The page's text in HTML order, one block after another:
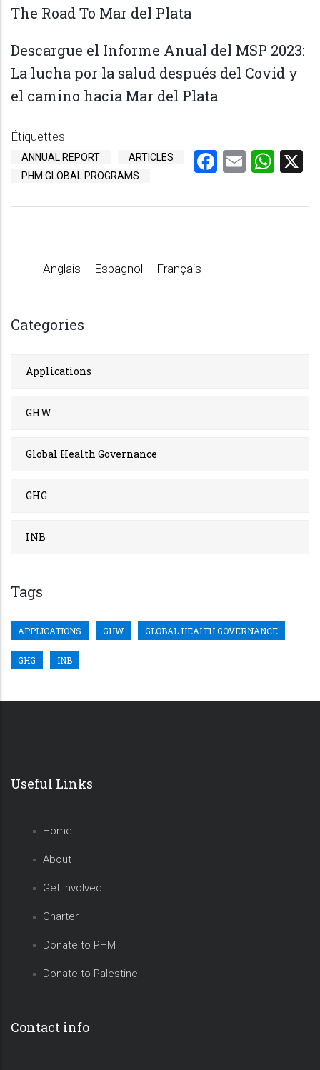
The Road To Mar del Plata
Descargue el Informe Anual del MSP 2023:
La lucha por la salud después del Covid y
el camino hacia Mar del Plata
Étiquettes
ANNUAL REPORT
ARTICLES
PHM GLOBAL PROGRAMS
Facebook
Email
Anglais Espagnol Français
Categories
Applications
GHW
Global Health Governance
GHG
INB
Tags
APPLICATIONS GHW GLOBAL HEALTH GOVERNANCE
GHG INB
Useful Links
Home
About
Get Involved
Charter
Donate to PHM
Donate to Palestine
Contact info